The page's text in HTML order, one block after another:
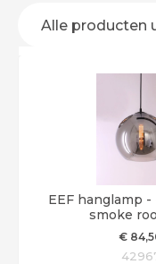
Alle producten
EEF hanglamp
smoke
€ 84